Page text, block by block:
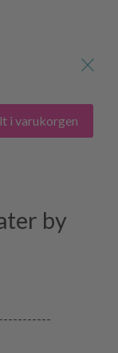
i varukorgen
by